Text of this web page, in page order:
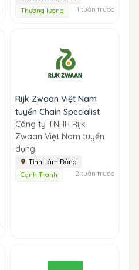
Thương lượng
1 tuần trước
Rijk Zwaan Việt Nam
tuyển Chain Specialist
Công ty TNHH Rijk
Zwaan Việt Nam tuyển
dụng
Tỉnh Lâm Đồng
Cạnh Tranh
2 tuần trước